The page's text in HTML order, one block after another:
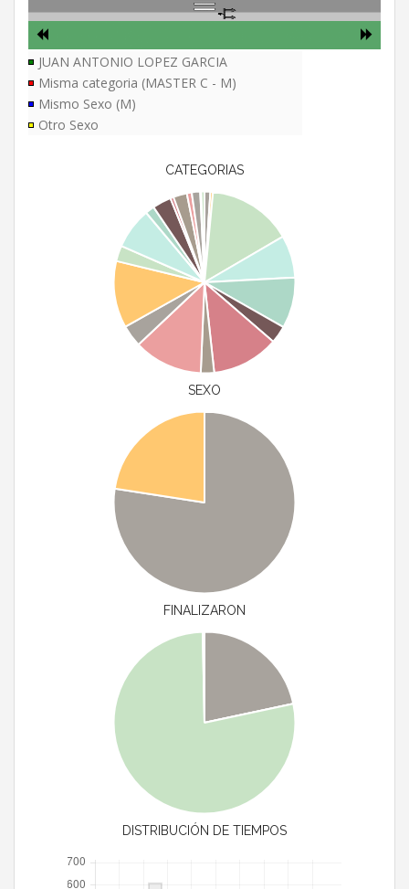
JUAN ANTONIO LOPEZ GARCIA
Misma categoria (MASTER C - M)
Mismo Sexo (M)
Otro Sexo
CATEGORIAS
SEXO
FINALIZARON
DISTRIBUCIÓN DE TIEMPOS